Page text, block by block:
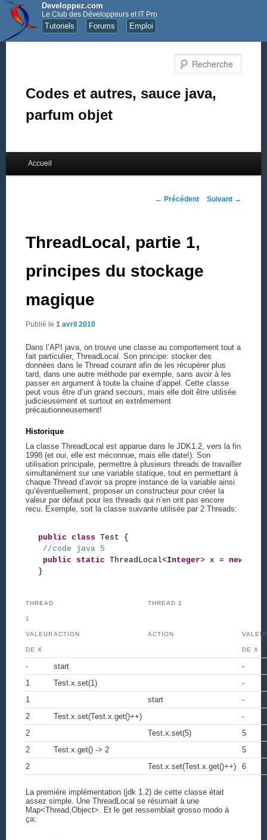
Developpez.com
Le Club des Développeurs et IT Pro
Tutoriels Forums Emploi
Codes et autres, sauce java,
parfum objet
Aller au contenu principal
Aller au contenu secondaire
Accueil
Navigation des articles
← Précédent Suivant →
ThreadLocal, partie 1,
principes du stockage
magique
Publié le 1 avril 2010
Dans l’API java, on trouve une classe au comportement tout a
fait particulier, ThreadLocal. Son principe: stocker des
données dans le Thread courant afin de les récupérer plus
tard, dans une autre méthode par exemple, sans avoir à les
passer en argument à toute la chaine d’appel. Cette classe
peut vous être d’un grand secours, mais elle doit être utilisée
judicieusement et surtout en extrêmement
précautionneusement!
Historique
La classe ThreadLocal est apparue dans le JDK1.2, vers la fin
1998 (et oui, elle est méconnue, mais elle date!). Son
utilisation principale, permettre à plusieurs threads de travailler
simultanément sur une variable statique, tout en permettant à
chaque Thread d’avoir sa propre instance de la variable ainsi
qu’éventuellement, proposer un constructeur pour créer la
valeur par défaut pour les threads qui n’en ont pas encore
recu. Exemple, soit la classe suivante utilisée par 2 Threads:
public class Test {
//code java 5
public
static ThreadLocal<Integer> x = new
THREAD
1
THREAD 2
VALEUR
DE X
ACTION ACTION
DE X
- start
-
1
Test.x.set(1)
-
1
start
-
2
Test.x.set(Test.x.get()++)
-
2
Test.x.set(5)
5
2
Test.x.get() -> 2
5
2
Test.x.set(Test.x.get()++) 6
La première implémentation (jdk 1.2) de cette classe était
assez simple. Une ThreadLocal se résumait à une
Map<Thread,Object>. Et le get ressemblait grosso modo à
ça: